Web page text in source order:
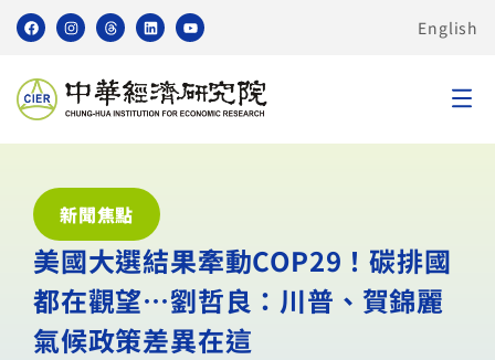
English
新聞焦點
美國大選結果牽動COP29！碳排國
都在觀望…劉哲良：川普、賀錦麗
氣候政策差異在這